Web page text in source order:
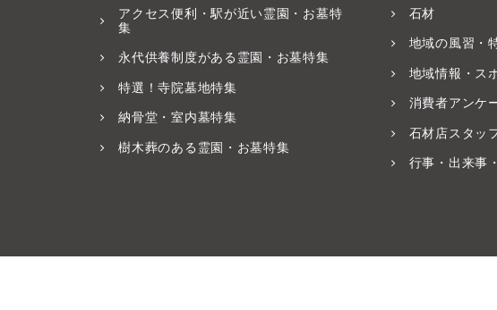
アクセス便利・駅が近い霊園・お墓特
集
永代供養制度がある霊園・お墓特集
特選！寺院墓地特集
納骨堂・室内墓特集
樹木葬のある霊園・お墓特集
石材
地域の風習・
地域情報・ス
消費者アンケ
石材店スタッ
行事・出来事